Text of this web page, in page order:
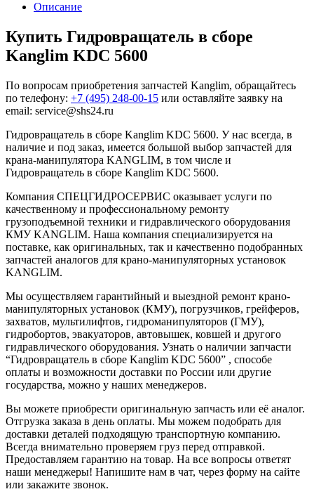
Описание
Купить Гидровращатель в сборе
Kanglim KDC 5600
По вопросам приобретения запчастей Kanglim, обращайтесь
по телефону: +7 (495) 248-00-15 или оставляйте заявку на
email: service@shs24.ru
Гидровращатель в сборе Kanglim KDC 5600. У нас всегда, в
наличие и под заказ, имеется большой выбор запчастей для
крана-манипулятора KANGLIM, в том числе и
Гидровращатель в сборе Kanglim KDC 5600.
Компания СПЕЦГИДРОСЕРВИС оказывает услуги по
качественному и профессиональному ремонту
грузоподъемной техники и гидравлического оборудования
КМУ KANGLIM. Наша компания специализируется на
поставке, как оригинальных, так и качественно подобранных
запчастей аналогов для крано-манипуляторных установок
KANGLIM.
Мы осуществляем гарантийный и выездной ремонт крано-
манипуляторных установок (КМУ), погрузчиков, грейферов,
захватов, мультилифтов, гидроманипуляторов (ГМУ),
гидробортов, эвакуаторов, автовышек, ковшей и другого
гидравлического оборудования. Узнать о наличии запчасти
“Гидровращатель в сборе Kanglim KDC 5600” , способе
оплаты и возможности доставки по России или другие
государства, можно у наших менеджеров.
Вы можете приобрести оригинальную запчасть или её аналог.
Отгрузка заказа в день оплаты. Мы можем подобрать для
доставки деталей подходящую транспортную компанию.
Всегда внимательно проверяем груз перед отправкой.
Предоставляем гарантию на товар. На все вопросы ответят
наши менеджеры! Напишите нам в чат, через форму на сайте
или закажите звонок.